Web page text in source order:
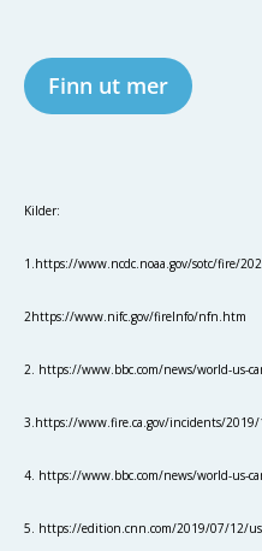
Finn ut mer
Kilder:
1.https://www.ncdc.noaa.gov/sotc/fire/
2https://www.nifc.gov/fireInfo/nfn.htm
2. https://www.bbc.com/news/world-us-
3.https://www.fire.ca.gov/incidents/
4. https://www.bbc.com/news/world-us-
5. https://edition.cnn.com/2019/07/12/